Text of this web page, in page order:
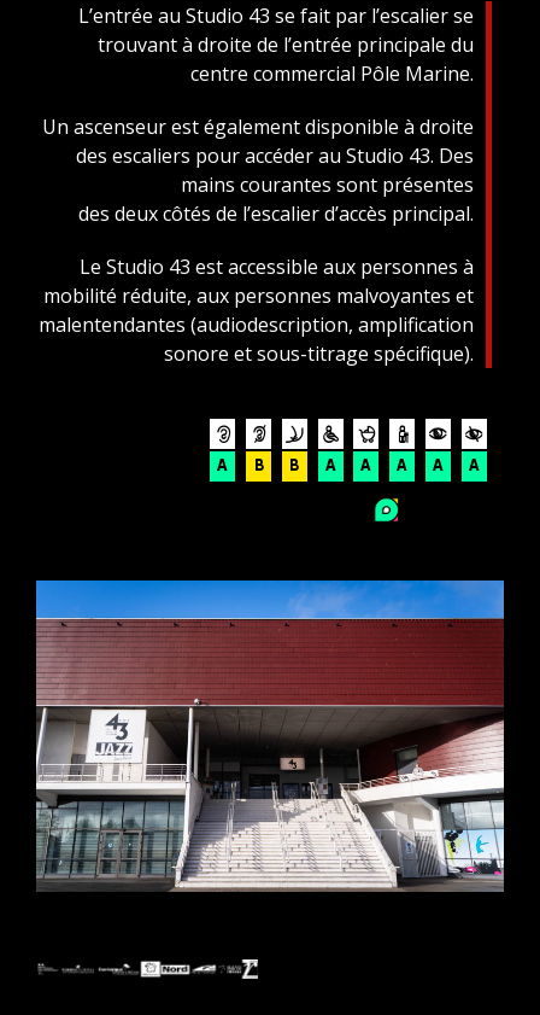
L’entrée au Studio 43 se fait par l’escalier se
trouvant à droite de l’entrée principale du
centre commercial Pôle Marine.
Un ascenseur est également disponible à droite
des escaliers pour accéder au Studio 43. Des
mains courantes sont présentes
des deux côtés de l’escalier d’accès principal.
Le Studio 43 est accessible aux personnes à
mobilité réduite, aux personnes malvoyantes et
malentendantes (audiodescription, amplification
sonore et sous-titrage spécifique).